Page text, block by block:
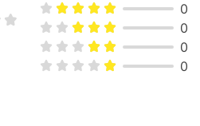
112 х 60 х 30 мм
0
0
0
0